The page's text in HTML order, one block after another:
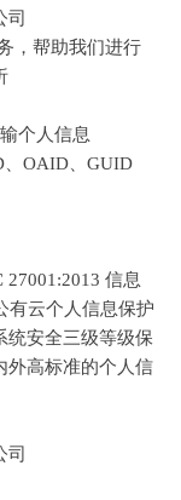
司
，帮助我们进行
个人信息
OAID
GUID
27001:2013 信息
有云个人信息保护
统安全三级等级保
外高标准的个人信
司